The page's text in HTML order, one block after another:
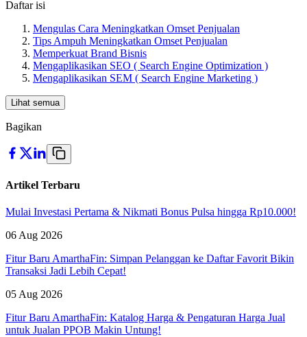
Daftar isi
Mengulas Cara Meningkatkan Omset Penjualan
Tips Ampuh Meningkatkan Omset Penjualan
Memperkuat Brand Bisnis
Mengaplikasikan SEO ( Search Engine Optimization )
Mengaplikasikan SEM ( Search Engine Marketing )
Lihat semua
Bagikan
Artikel Terbaru
Mulai Investasi Pertama & Nikmati Bonus Pulsa hingga Rp10.000!
06 Aug 2026
Fitur Baru AmarthaFin: Simpan Pelanggan ke Daftar Favorit Bikin
Transaksi Jadi Lebih Cepat!
05 Aug 2026
Fitur Baru AmarthaFin: Katalog Harga & Pengaturan Harga Jual
untuk Jualan PPOB Makin Untung!